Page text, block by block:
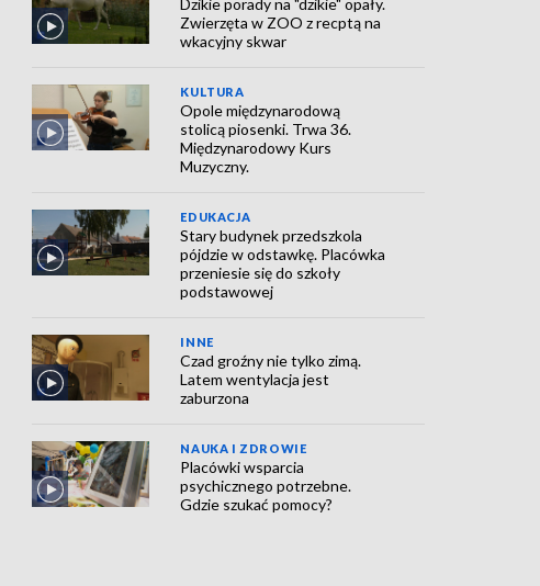
Zwierzęta w ZOO z recptą na
wkacyjny skwar
KULTURA
Opole międzynarodową
stolicą piosenki. Trwa 36.
Międzynarodowy Kurs
Muzyczny.
EDUKACJA
Stary budynek przedszkola
pójdzie w odstawkę. Placówka
przeniesie się do szkoły
podstawowej
INNE
Czad groźny nie tylko zimą.
Latem wentylacja jest
zaburzona
NAUKA I ZDROWIE
Placówki wsparcia
psychicznego potrzebne.
Gdzie szukać pomocy?